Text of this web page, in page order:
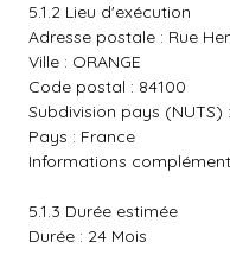
5.1.2 Lieu d'exécution
Adresse postale : Rue
Ville : ORANGE
Code postal : 84100
Subdivision pays (NUTS)
Pays : France
Informations
5.1.3 Durée estimée
Durée : 24 Mois